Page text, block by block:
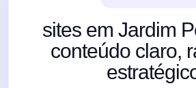
sites em Jardim
conteúdo claro,